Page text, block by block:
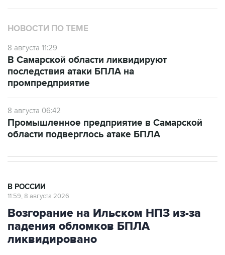
НОВОСТИ ПО ТЕМЕ
8 августа 11:29
В Самарской области ликвидируют
последствия атаки БПЛА на
промпредприятие
8 августа 06:42
Промышленное предприятие в Самарской
области подверглось атаке БПЛА
В РОССИИ
11:59, 8 августа 2026
Возгорание на Ильском НПЗ из-за
падения обломков БПЛА
ликвидировано